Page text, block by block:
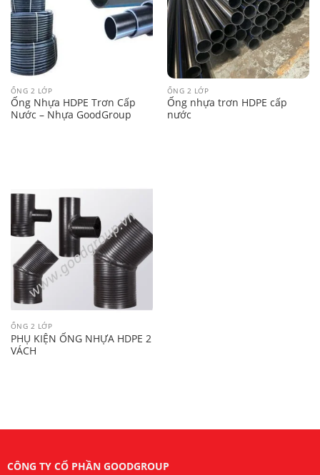
ỐNG 2 LỚP
Ống Nhựa HDPE Trơn Cấp
Nước – Nhựa GoodGroup
ỐNG 2 LỚP
Ống nhựa trơn HDPE cấp
nước
ỐNG 2 LỚP
PHỤ KIỆN ỐNG NHỰA HDPE 2
VÁCH
CÔNG TY CỔ PHẦN GOODGROUP